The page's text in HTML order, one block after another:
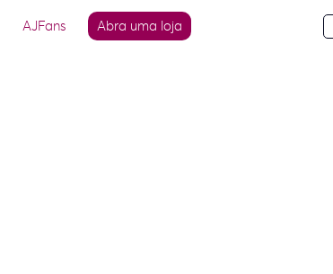
AJFans Abra uma loja